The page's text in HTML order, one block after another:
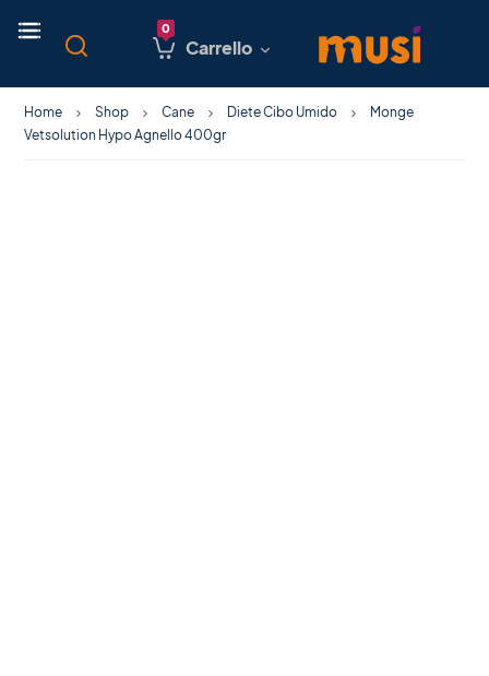
Carrello
Home Shop Cane Diete Cibo Umido
Monge
Vetsolution Hypo Agnello 400gr